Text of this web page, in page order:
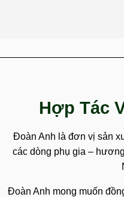
Hợp Tác
Đoàn Anh là đơn vị sản
các dòng phụ gia –
Đoàn Anh mong muốn